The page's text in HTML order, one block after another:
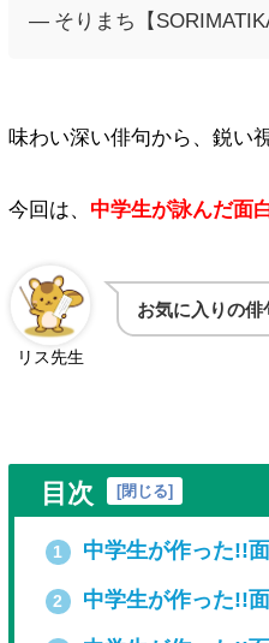
— そりまち【
味わい深い俳句から、鋭い
今回は、 中学生が詠んだ面
リス先生
お気に入りの俳
目次 [閉じる]
1 中学生が作った!!
2 中学生が作った!!